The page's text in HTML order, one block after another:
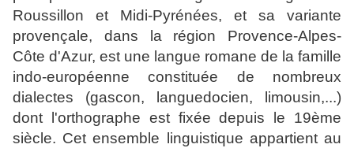
Roussillon et Midi-Pyrénées, et sa variante
provençale, dans la région Provence-Alpes-
Côte d'Azur, est une langue romane de la famille
indo-européenne constituée de nombreux
dialectes (gascon, languedocien, limousin,...)
dont l'orthographe est fixée depuis le 19ème
siècle. Cet ensemble linguistique appartient au